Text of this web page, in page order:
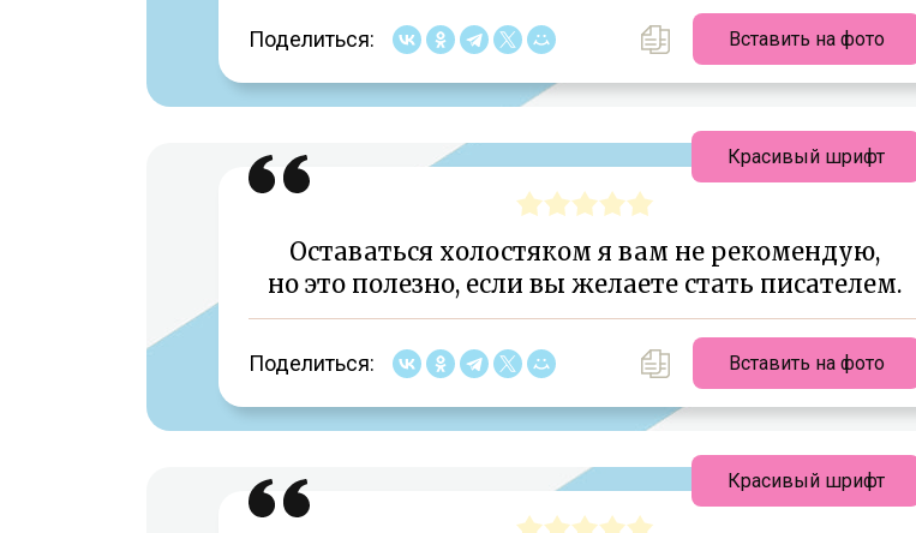
Поделиться: Вставить на фото
Оставаться холостяком я вам не рекомендую,
но это полезно, если вы желаете стать писателем.
Поделиться: Вставить на фото
Красивый шрифт
Красивый шрифт